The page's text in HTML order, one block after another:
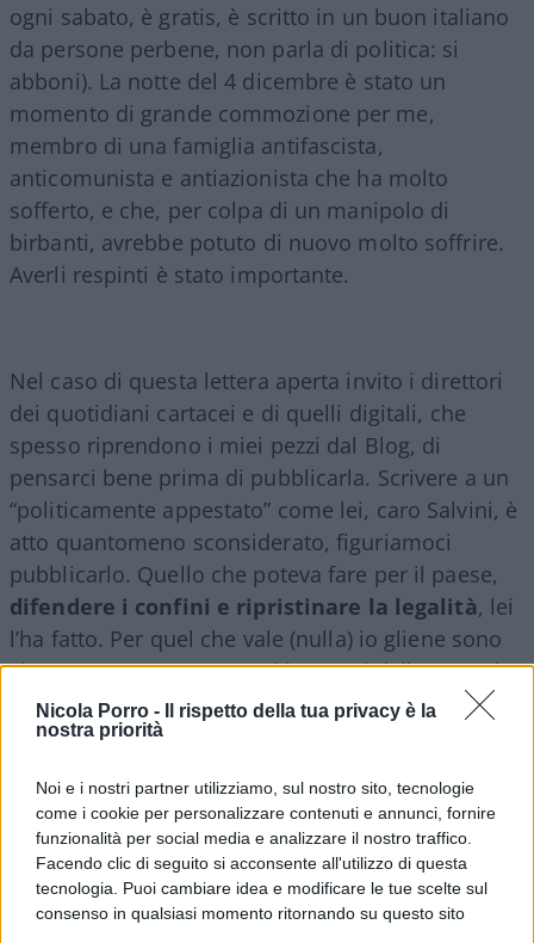
Nicola Porro -
Il rispetto della tua privacy è la
nostra priorità
Noi e i nostri partner utilizziamo, sul nostro sito, tecnologie
come i cookie per personalizzare contenuti e annunci, fornire
funzionalità per social media e analizzare il nostro traffico.
Facendo clic di seguito si acconsente all'utilizzo di questa
tecnologia. Puoi cambiare idea e modificare le tue scelte sul
consenso in qualsiasi momento ritornando su questo sito
ogni sabato, è gratis, è scritto in un buon italiano
da persone perbene, non parla di politica: si
abboni). La notte del 4 dicembre è stato un
momento di grande commozione per me,
membro di una famiglia antifascista,
anticomunista e antiazionista che ha molto
sofferto, e che, per colpa di un manipolo di
birbanti, avrebbe potuto di nuovo molto soffrire.
Averli respinti è stato importante.
Nel caso di questa lettera aperta invito i direttori
dei quotidiani cartacei e di quelli digitali, che
spesso riprendono i miei pezzi dal Blog, di
pensarci bene prima di pubblicarla. Scrivere a un
“politicamente appestato” come lei, caro Salvini, è
atto quantomeno sconsiderato, figuriamoci
pubblicarlo. Quello che poteva fare per il paese,
difendere i confini e ripristinare la legalità, lei
l’ha fatto. Per quel che vale (nulla) io gliene sono
sinceramente grato. E tutti i 27 capi dell’Europa la
pensano come lei: non lo dicono, ma i migranti
nessuno li vuole, se non quelli delle ZTL e delle
conversazioni salottiere finto umanitarie che però,
curiosamente, li eccita.
Sarò breve. Si dimetta da vicepremier e da